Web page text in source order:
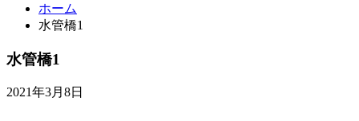
ホーム
水管橋1
水管橋1
2021年3月8日